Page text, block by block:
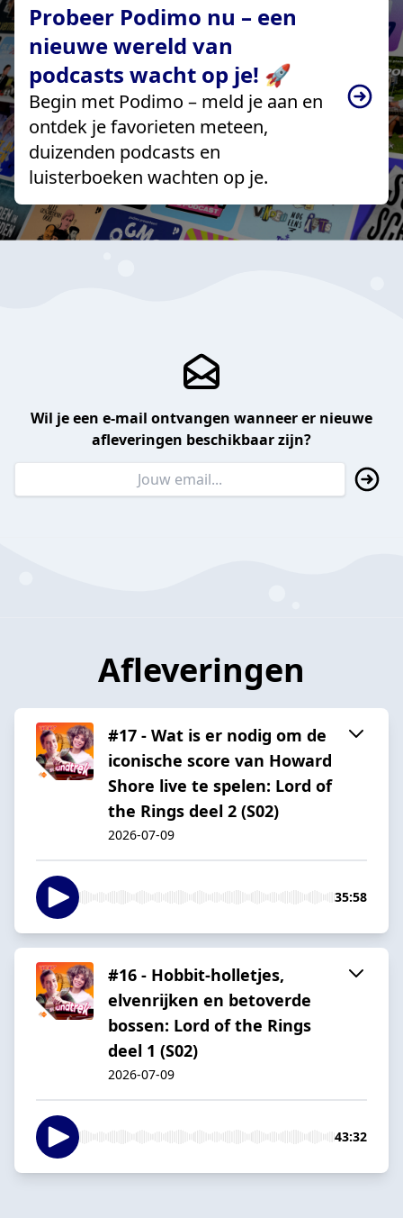
Probeer Podimo nu – een
nieuwe wereld van
podcasts wacht op je! 🚀
Begin met Podimo – meld je aan en
ontdek je favorieten meteen,
duizenden podcasts en
luisterboeken wachten op je.
Wil je een e-mail ontvangen wanneer er nieuwe
afleveringen beschikbaar zijn?
Afleveringen
#17 - Wat is er nodig om de
iconische score van Howard
Shore live te spelen: Lord of
the Rings deel 2 (S02)
2026-07-09
35:58
#16 - Hobbit-holletjes,
elvenrijken en betoverde
bossen: Lord of the Rings
deel 1 (S02)
2026-07-09
43:32